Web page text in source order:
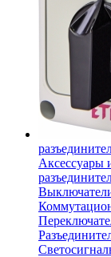
Аксессуары